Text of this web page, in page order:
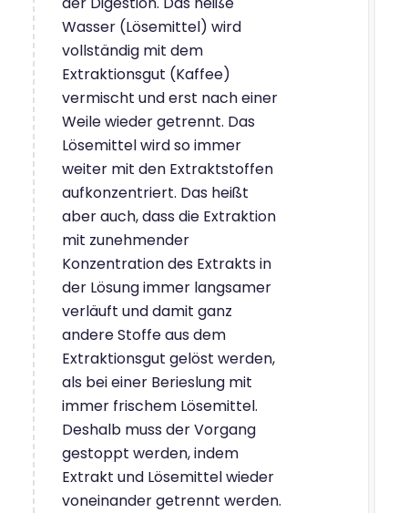
Wasser (Lösemittel) wird
vollständig mit dem
Extraktionsgut (Kaffee)
vermischt und erst nach einer
Weile wieder getrennt. Das
Lösemittel wird so immer
weiter mit den Extraktstoffen
aufkonzentriert. Das heißt
aber auch, dass die Extraktion
mit zunehmender
Konzentration des Extrakts in
der Lösung immer langsamer
verläuft und damit ganz
andere Stoffe aus dem
Extraktionsgut gelöst werden,
als bei einer Berieslung mit
immer frischem Lösemittel.
Deshalb muss der Vorgang
gestoppt werden, indem
Extrakt und Lösemittel wieder
voneinander getrennt werden.